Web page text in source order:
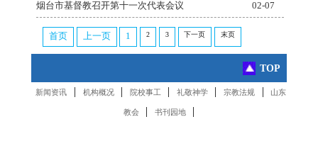
烟台市基督教召开第十一次代表会议 02-07
首页 上一页 1 2 3 下一页 末页
TOP
新闻资讯 | 机构概况 | 院校事工 | 礼敬神学 | 宗教法规 | 山东
教会 | 书刊园地 |